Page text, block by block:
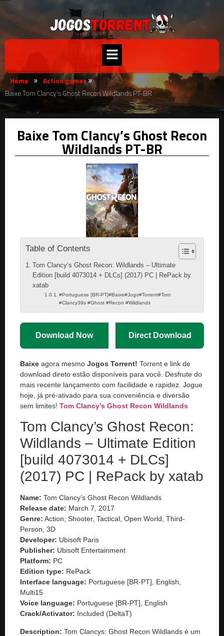
Home » Action game »
Baixe Tom Clancy’s Ghost Recon Wildlands PT-BR
Baixe Tom Clancy’s Ghost Recon
Wildlands PT-BR
Table of Contents
Tom Clancy’s Ghost Recon: Wildlands – Ultimate
Edition [build 4073014 + DLCs] (2017) PC | RePack by
xatab
#Portuguese [BR-PT]#Baixe#Jogo#Torrent#Tom
#Clancy39s #Ghost #Recon #Wildlands
Download Now Direct Download
Baixe agora mesmo Jogos Torrent! Torrent e link de
download direto estão disponíveis para você. Desfrute do
mais recente lançamento com facilidade e rapidez. Jogue
hoje, já pré-ativado para sua conveniência e diversão
sem limites! Tom Clancy’s Ghost Recon Wildlands
Tom Clancy’s Ghost Recon:
Wildlands – Ultimate Edition
[build 4073014 + DLCs]
(2017) PC | RePack by xatab
Name: Tom Clancy’s Ghost Recon Wildlands
Release date: March 7, 2017
Genre: Action, Shooter, Tactical, Open World, Third-
Person, 3D
Developer: Ubisoft Paris
Publisher: Ubisoft Entertainment
Platform: PC
Edition type: RePack
Interface language: Portuguese [BR-PT], English,
Multi15
Voice language: Portuguese [BR-PT], English
Crack/Activator: Included (DeltaT)
Description: Tom Clancys: Ghost Recon Wildlands é um